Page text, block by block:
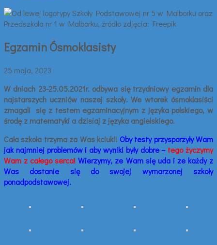
Egzamin Ósmoklasisty
25 maja, 2023
W dniach 23-25.05.2021r. odbywa się trzydniowy egzamin dla
najstarszych uczniów naszej szkoły. We wtorek ósmoklasiści
zmagali się z testem egzaminacyjnym z języka polskiego, w
środę z matematyki a dzisiaj z języka angielskiego.
Cała szkoła trzyma za Was kciuki! Oby testy przysporzyły Wam
jak najmniej problemów i aby wyniki były dobre – tego życzymy
Wam z całego serca! Wierzymy, ze Wam się uda i ze każdy z
Was dostanie się do swojej wymarzonej szkoły
ponadpodstawowej.